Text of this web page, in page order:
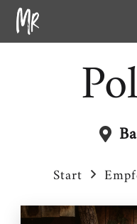
Start